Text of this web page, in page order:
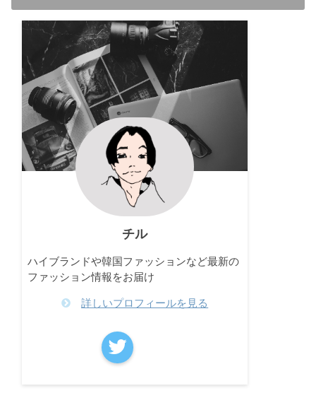
チル
ハイブランドや韓国ファッションなど最新の
ファッション情報をお届け
詳しいプロフィールを見る